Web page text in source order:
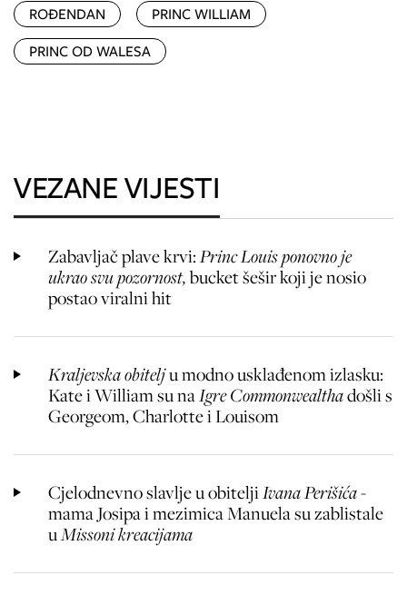
ROĐENDAN
PRINC WILLIAM
PRINC OD WALESA
VEZANE VIJESTI
Zabavljač plave krvi:Princ Louis ponovno je
ukrao svu pozornost,bucket šešir koji je nosio
postao viralni hit
Kraljevska obitelju modno usklađenom izlasku:
Kate i William su naIgre Commonwealthadošli s
Georgeom, Charlotte i Louisom
Cjelodnevno slavlje u obiteljiIvana Perišića-
mama Josipa i mezimica Manuela su zablistale
uMissoni kreacijama